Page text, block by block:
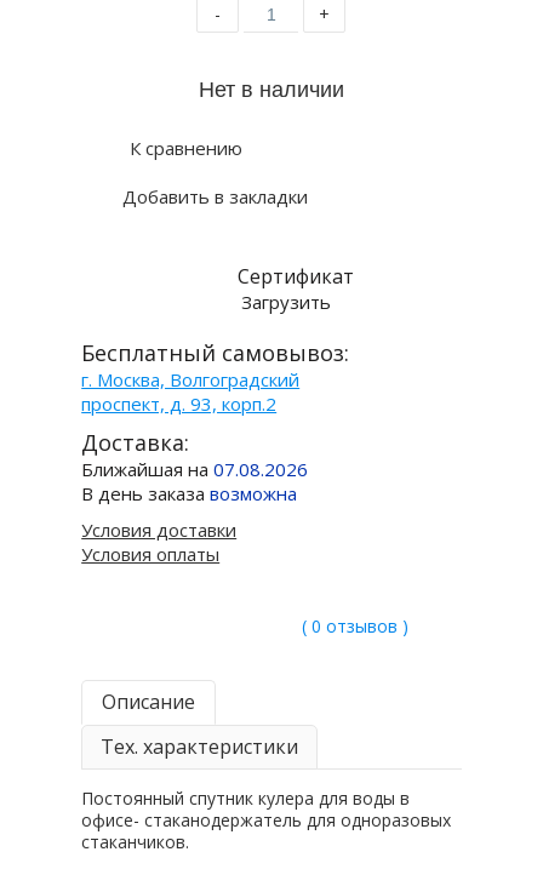
- +
К сравнению
Добавить в закладки
Сертификат
Загрузить
Бесплатный самовывоз:
г. Москва, Волгоградский
проспект, д. 93, корп.2
Доставка:
Ближайшая на07.08.2026
В день заказавозможна
Условия доставки
Условия оплаты
( 0 отзывов )
Описание
Тех. характеристики
Постоянный спутник кулера для воды в
офисе- стаканодержатель для одноразовых
стаканчиков.